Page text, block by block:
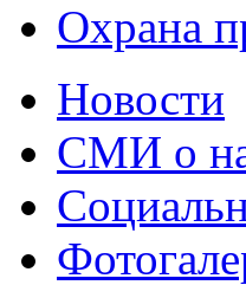
Охрана
Новости
СМИ о